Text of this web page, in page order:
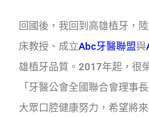
回國後，我回到高雄植牙，
床教授、成立Abc牙醫聯盟與
雄植牙品質。2017年起，很
「牙醫公會全國聯合會理事
大眾口腔健康努力，希望將